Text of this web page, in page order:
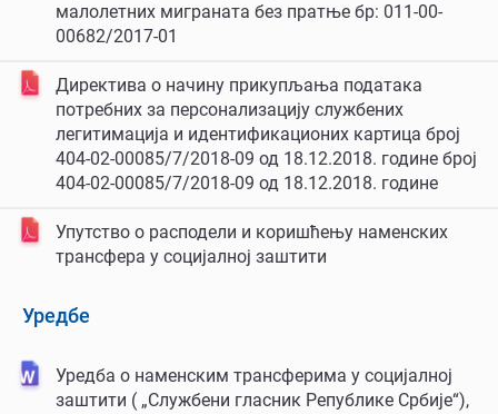
малолетних миграната без пратње бр: 011-00-
00682/2017-01
Директива о начину прикупљања података
потребних за персонализацију службених
легитимација и идентификационих картица број
404-02-00085/7/2018-09 од 18.12.2018. године број
404-02-00085/7/2018-09 од 18.12.2018. године
Упутство о расподели и коришћењу наменских
трансфера у социјалној заштити
Уредбе
Уредбa о наменским трансферима у социјалној
заштити ( „Службени гласник Републике Србије“),